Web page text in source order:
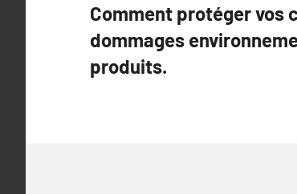
de
l’article
Comment protéger vos
dommages
produits.